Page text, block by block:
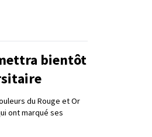
bientôt
du Rouge et Or
ont marqué ses